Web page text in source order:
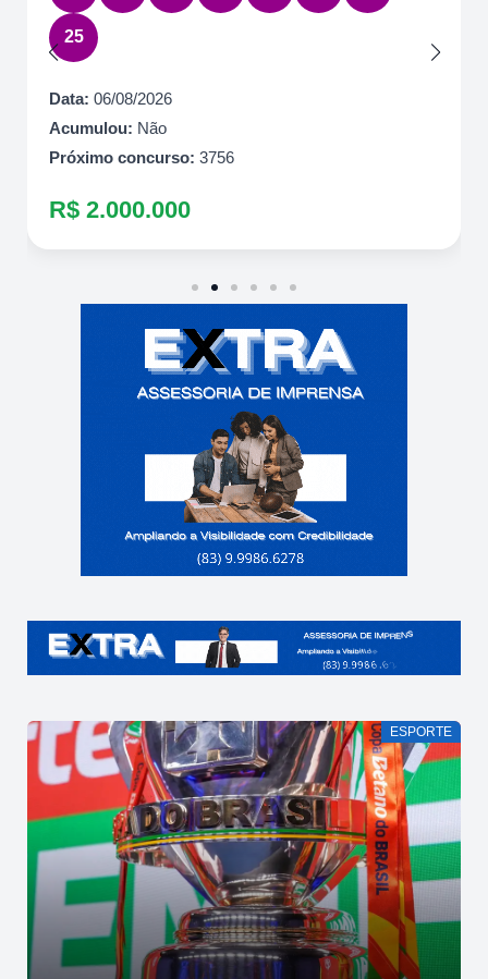
25
Data: 06/08/2026
Acumulou: Não
Próximo concurso: 3756
R$ 2.000.000
ESPORTE